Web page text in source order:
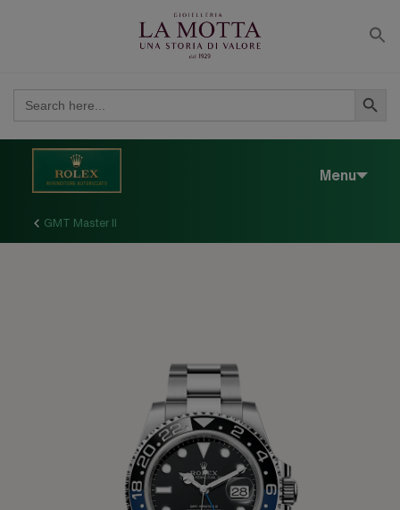
SEARCH
FOR:
SEARCH
Menu
GMT Master II
modal-check